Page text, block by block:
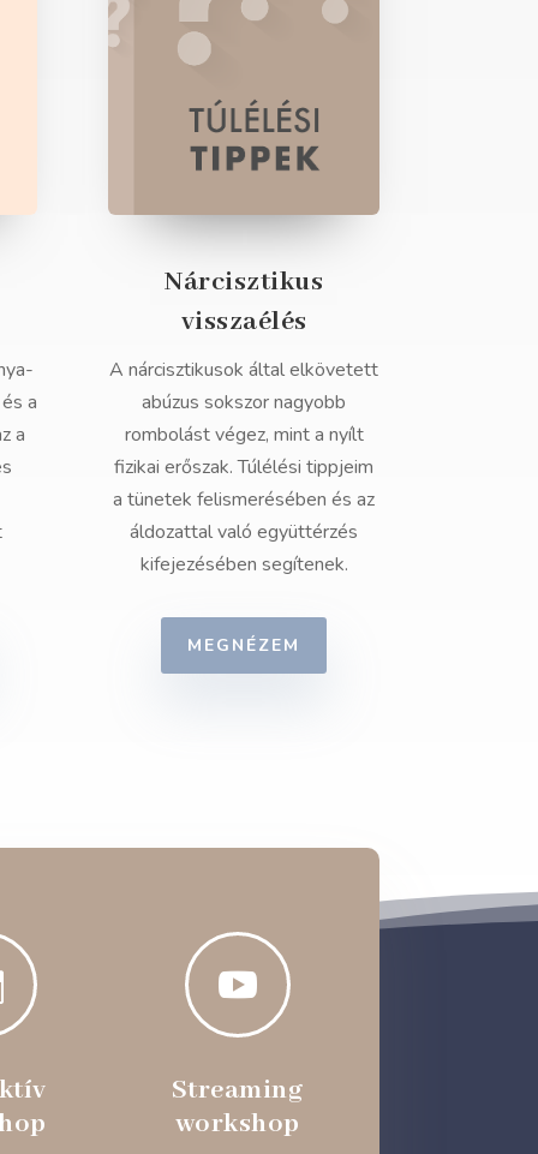
a
a
Nárcisztikus
visszaélés
A nárcisztikusok által elkövetett
abúzus sokszor nagyobb
rombolást végez, mint a nyílt
fizikai erőszak. Túlélési tippjeim
a tünetek felismerésében és az
áldozattal való együttérzés
kifejezésében segítenek.
MEGNÉZEM

Streaming
workshop